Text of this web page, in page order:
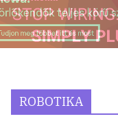
ROBOTIKA